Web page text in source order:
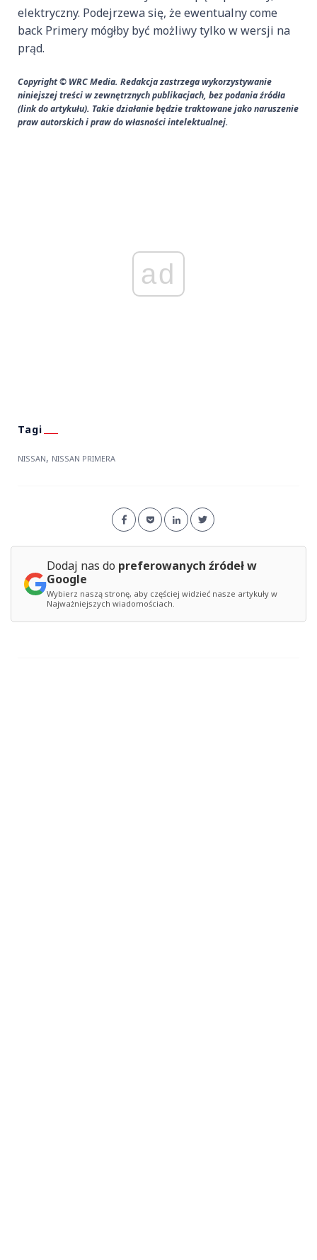
elektryczny. Podejrzewa się, że ewentualny come
back Primery mógłby być możliwy tylko w wersji na
prąd.
Copyright © WRC Media. Redakcja zastrzega wykorzystywanie
niniejszej treści w zewnętrznych publikacjach, bez podania źródła
(link do artykułu). Takie działanie będzie traktowane jako naruszenie
praw autorskich i praw do własności intelektualnej.
ad
NISSAN, NISSAN PRIMERA
Dodaj nas do preferowanych źródeł w
Google
Wybierz naszą stronę, aby częściej widzieć nasze artykuły w
Najważniejszych wiadomościach.